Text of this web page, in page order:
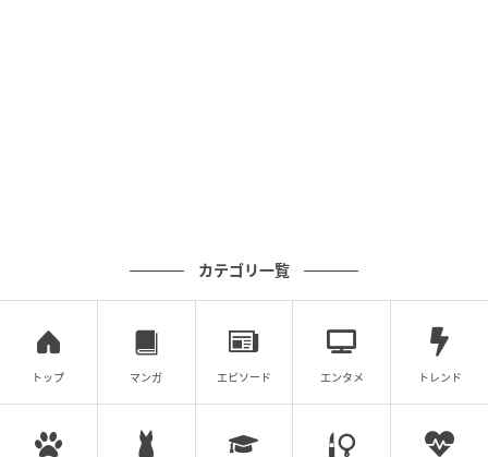
在感を見せたあとに、『秒速5センチメートル』のよう
な繊細な恋愛作品でも重要な役を担う流れからも、そ
の幅広さがよく分かります。
高畑さんは家族を支える長女から夫婦関係に悩む妻、
人生の痛みを抱えた女性まで、役柄ごとに異なる感情
の表し方ができる俳優です。明るさだけでも、儚さだ
カテゴリ一覧
トップ マンガ エピソード エンタメ トレンド